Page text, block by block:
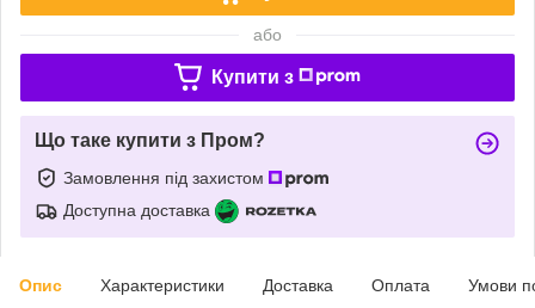
або
Купити з
Що таке купити з Пром?
Замовлення під захистом
Доступна доставка
Опис Характеристики Доставка Оплата Умови